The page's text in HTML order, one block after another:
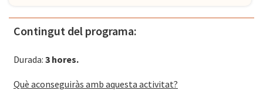
Contingut del programa:
Durada: 3 hores.
Què aconseguiràs amb aquesta activitat?